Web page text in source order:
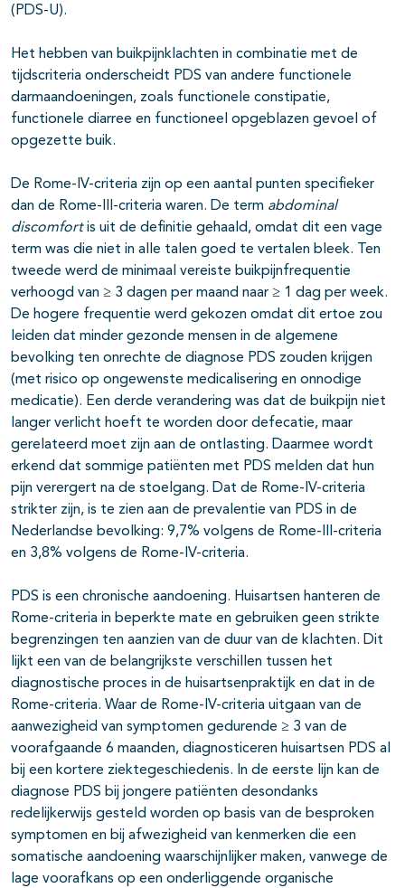
(PDS-U).
Het hebben van buikpijnklachten in combinatie met de
tijdscriteria onderscheidt PDS van andere functionele
darmaandoeningen, zoals functionele constipatie,
functionele diarree en functioneel opgeblazen gevoel of
opgezette buik.
De Rome-IV-criteria zijn op een aantal punten specifieker
dan de Rome-III-criteria waren. De term abdominal
discomfortis uit de definitie gehaald, omdat dit een vage
term was die niet in alle talen goed te vertalen bleek. Ten
tweede werd de minimaal vereiste buikpijnfrequentie
verhoogd van ≥ 3 dagen per maand naar ≥ 1 dag per week.
De hogere frequentie werd gekozen omdat dit ertoe zou
leiden dat minder gezonde mensen in de algemene
bevolking ten onrechte de diagnose PDS zouden krijgen
(met risico op ongewenste medicalisering en onnodige
medicatie). Een derde verandering was dat de buikpijn niet
langer verlicht hoeft te worden door defecatie, maar
gerelateerd moet zijn aan de ontlasting. Daarmee wordt
erkend dat sommige patiënten met PDS melden dat hun
pijn verergert na de stoelgang. Dat de Rome-IV-criteria
strikter zijn, is te zien aan de prevalentie van PDS in de
Nederlandse bevolking: 9,7% volgens de Rome-III-criteria
en 3,8% volgens de Rome-IV-criteria.
PDS is een chronische aandoening. Huisartsen hanteren de
Rome-criteria in beperkte mate en gebruiken geen strikte
begrenzingen ten aanzien van de duur van de klachten. Dit
lijkt een van de belangrijkste verschillen tussen het
diagnostische proces in de huisartsenpraktijk en dat in de
Rome-criteria. Waar de Rome-IV-criteria uitgaan van de
aanwezigheid van symptomen gedurende ≥ 3 van de
voorafgaande 6 maanden, diagnosticeren huisartsen PDS al
bij een kortere ziektegeschiedenis. In de eerste lijn kan de
diagnose PDS bij jongere patiënten desondanks
redelijkerwijs gesteld worden op basis van de besproken
symptomen en bij afwezigheid van kenmerken die een
somatische aandoening waarschijnlijker maken, vanwege de
lage voorafkans op een onderliggende organische